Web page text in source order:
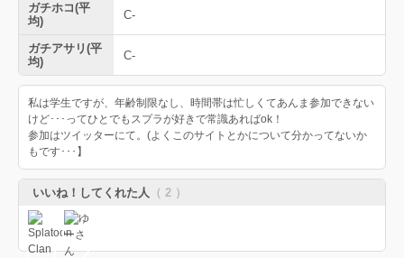
ガチホコ(平
均)
C-
ガチアサリ(平
均)
C-
私は学生ですが、年齢制限なし、時間帯は忙しくてあんま参加できない
けど･･･ってひとでもスプラが好きで常識あればok！
参加はツイッターにて。(よくこのサイトとかについて分かってないか
もです･･･】
いいね！してくれた人 （ 2 ）